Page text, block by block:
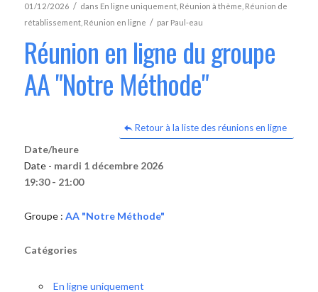
01/12/2026 / dans En ligne uniquement, Réunion à thème Réunion de
rétablissement, Réunion en ligne / par Paul-eau
Réunion en ligne du groupe
AA "Notre Méthode"
Retour à la liste des réunions en ligne
Date/heure
Date - mardi 1 décembre 2026
19:30 - 21:00
Groupe : AA "Notre Méthode"
Catégories
En ligne uniquement